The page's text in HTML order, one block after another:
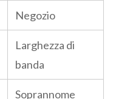
Negozio
Larghezza di
banda
Soprannome